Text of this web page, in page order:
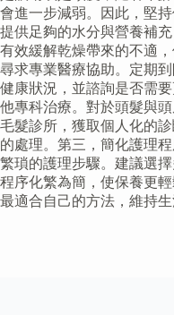
會進一步減弱。因此，堅
提供足夠的水分與營養補
有效緩解乾燥帶來的不適
尋求專業醫療協助。定期
健康狀況，並諮詢是否需
他專科治療。對於頭髮與
毛髮診所，獲取個人化的
的處理。第三，簡化護理
繁瑣的護理步驟。建議選
程序化繁為簡，使保養更
最適合自己的方法，維持